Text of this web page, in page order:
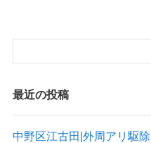
最近の投稿
中野区江古田|外周アリ駆